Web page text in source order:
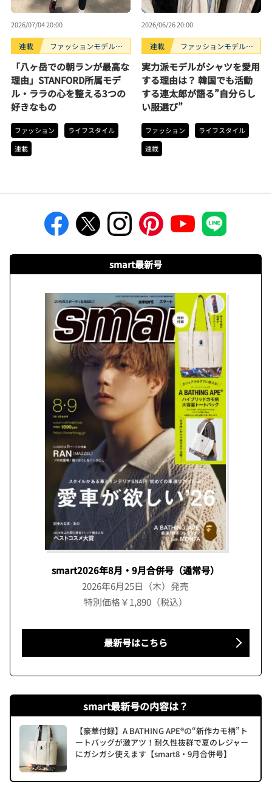
2026/07/04 20:00
連載
ファッションモデルの
「八ヶ岳での朝ランが最高な
理由」STANFORD所属モデ
ル・ララの心を整える3つの
好きなもの
ファッション
ライフスタイル
連載
2026/06/26 20:00
連載
ファッションモデルの
実力派モデルがシャツを愛用
する理由は？ 韓国でも活動
する連太郎が語る”自分らし
い服選び”
ファッション
ライフスタイル
連載
smart最新号
smart2026年8月・9月合併号（通常号）
2026年6月25日（木）発売
特別価格￥1,890（税込）
最新号はこちら
smart最新号の内容は？
【豪華付録】A BATHING APE®の“新作カモ柄”ト
ートバッグが激アツ！耐久性抜群で夏のレジャー
にガシガシ使えます【smart8・9月合併号】